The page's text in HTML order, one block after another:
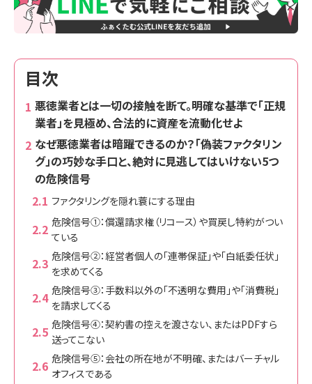
目次
悪徳業者とは一切の接触を断て。明確な基準で「正規
業者」を見極め、合法的に資産を流動化せよ
なぜ悪徳業者は暗躍できるのか？「偽装ファクタリン
グ」の巧妙な手口と、絶対に見逃してはいけない5つ
の危険信号
ファクタリングを隠れ蓑にする理由
危険信号①：償還請求権（リコース）や買戻し特約がつい
ている
危険信号②：経営者個人の「連帯保証」や「白紙委任状」
を求めてくる
危険信号③：手数料以外の「不透明な費用」や「消費税」
を請求してくる
危険信号④：契約書の控えを渡さない、またはPDFすら
送ってこない
危険信号⑤：会社の所在地が不明確、またはバーチャル
オフィスである